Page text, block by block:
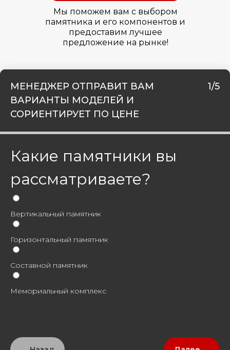
Мы поможем вам с выбором
памятника и его компонентов и
предоставим лучшее
предложение на рынке!
МЕНЕДЖЕР ОТПРАВИТ ВАМ
ВАРИАНТЫ МОДЕЛЕЙ И
СОРИЕНТИРУЕТ ПО ЦЕНЕ
1/5
Какие памятники вы
рассматриваете?
Вертикальный памятник
Горизонтальный памятник
Составной памятник
Мемориальный комплекс